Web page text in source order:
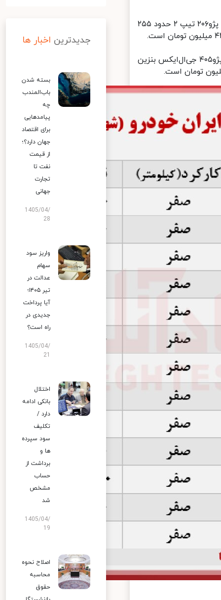
بر همین اساس، بررسی قیمت‌ها در بازار خودرو حاکی از آن است ‌که قیمت پژو۲۰۶ تیپ ۲ حدود ۲۵۵
همچنین در بازار خودرو پژو۴۰۵ جی‌ال‌ایکس دوگانه‌سوز ۲۳۴ میلیون تومان، پژو۴۰۵ جی‌ال‌ایکس بنزین
جدیدترین اخبار ها
بسته شدن
باب‌المندب
چه
پیامدهایی
برای اقتصاد
جهان دارد؟؛
از قیمت
نفت تا
تجارت
جهانی
1405/04/
28
واریز سود
سهام
عدالت در
تیر ۱۴۰۵؛
آیا پرداخت
جدیدی در
راه است؟
1405/04/
اختلال
بانکی ادامه
دارد /
تکلیف
سود سپرده
ها و
برداشت از
حساب
مشخص
شد
1405/04/
19
اصلاح نحوه
محاسبه
حقوق